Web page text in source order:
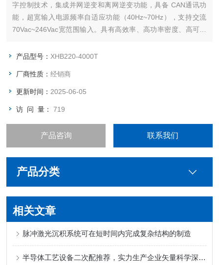
字控制技术，集成并网逆变和离网逆变功能，具备 CAN通讯功
能，超宽输入电源频率自适应功能（40Hz~70Hz），支持交流
70Vac~246Vac宽范围输入。具有高效率、高功率密度、高可靠
产品型号： XHB220-4000T
厂商性质：经销商
更新时间： 2025-06-05
访 问 量：719
产品咨询 联系我们
产品分类
相关文章
脉冲激光沉积系统可在短时间内完成复杂结构的制造
半导体工艺设备二次配推荐，实力生产企业矢量科学深度测评